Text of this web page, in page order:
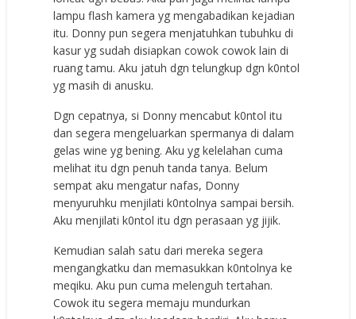
lampu flash kamera yg mengabadikan kejadian
itu. Donny pun segera menjatuhkan tubuhku di
kasur yg sudah disiapkan cowok cowok lain di
ruang tamu. Aku jatuh dgn telungkup dgn k0ntol
yg masih di anusku.
Dgn cepatnya, si Donny mencabut k0ntol itu
dan segera mengeluarkan spermanya di dalam
gelas wine yg bening. Aku yg kelelahan cuma
melihat itu dgn penuh tanda tanya. Belum
sempat aku mengatur nafas, Donny
menyuruhku menjilati k0ntolnya sampai bersih.
Aku menjilati k0ntol itu dgn perasaan yg jijik.
Kemudian salah satu dari mereka segera
mengangkatku dan memasukkan k0ntolnya ke
meqiku. Aku pun cuma melenguh tertahan.
Cowok itu segera memaju mundurkan